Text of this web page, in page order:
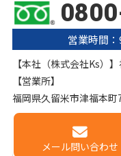
営業時間
【本社（株式会社Ks）
【営業所】
福岡県久留米市津福本
メール問い合わせ